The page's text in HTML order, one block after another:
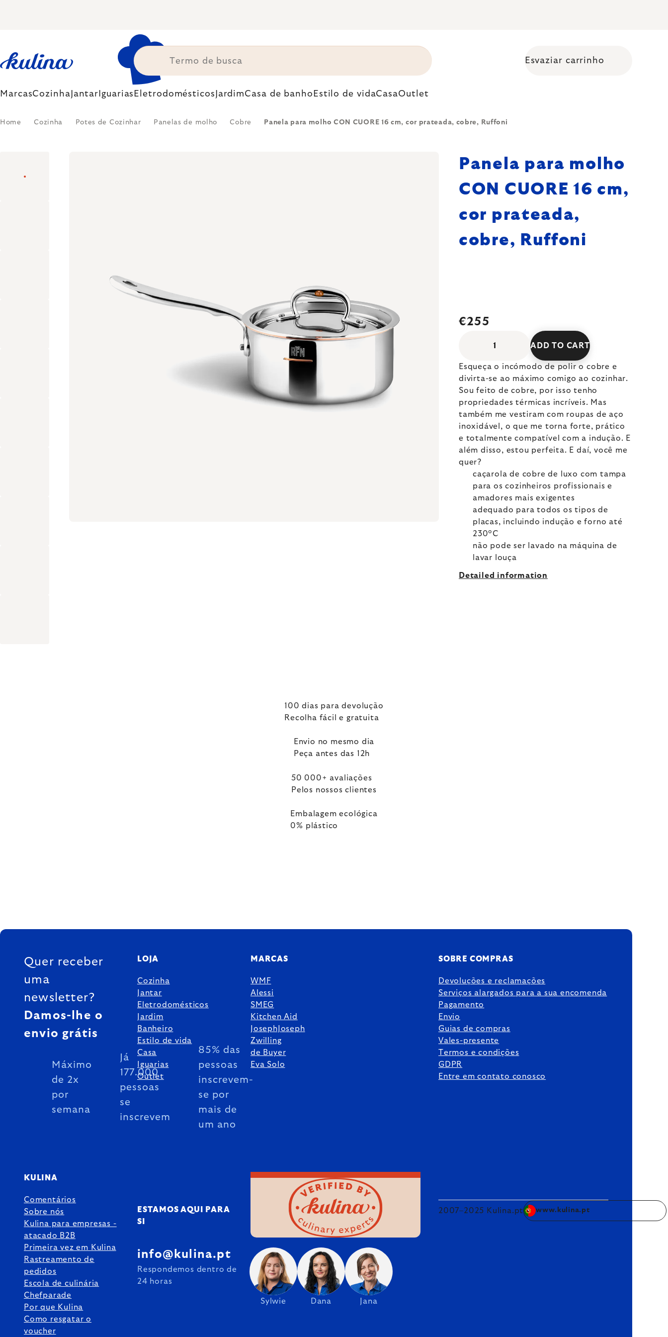
Esvaziar carrinho
MarcasCozinha Jantar Iguarias Eletrodomésticos JardimCasa de banho Estilo de vidaCasaOutlet
Home Cozinha Potes de Cozinhar Panelas de molho Cobre Panela para molho CON CUORE 16 cm, cor prateada, cobre, Ruffoni
Panela para molho
CON CUORE 16 cm,
cor prateada,
cobre, Ruffoni
€255
ADD TO CART
Esqueça o incómodo de polir o cobre e
divirta-se ao máximo comigo ao cozinhar.
Sou feito de cobre, por isso tenho
propriedades térmicas incríveis. Mas
também me vestiram com roupas de aço
inoxidável, o que me torna forte, prático
e totalmente compatível com a indução. E
além disso, estou perfeita. E daí, você me
quer?
caçarola de cobre de luxo com tampa
para os cozinheiros profissionais e
amadores mais exigentes
adequado para todos os tipos de
placas, incluindo indução e forno até
230°C
não pode ser lavado na máquina de
lavar louça
Detailed information
100 dias para devolução
Recolha fácil e gratuita
Envio no mesmo dia
Peça antes das 12h
50 000+ avaliações
Pelos nossos clientes
Embalagem ecológica
0% plástico
FOOTER
Quer receber
uma
newsletter?
Damos-lhe o
envio grátis
Máximo
de 2x
por
semana
Já
177.000
pessoas
se
inscrevem
85% das
pessoas
inscrevem-
se por
mais de
um ano
LOJA
Cozinha
Jantar
Eletrodomésticos
Jardim
Banheiro
Estilo de vida
Casa
Iguarias
Outlet
MARCAS
WMF
Alessi
SMEG
Kitchen Aid
JosephJoseph
Zwilling
de Buyer
Eva Solo
SOBRE COMPRAS
Devoluções e reclamações
Serviços alargados para a sua encomenda
Pagamento
Envio
Guias de compras
Vales-presente
Termos e condições
GDPR
Entre em contato conosco
KULINA
Comentários
Sobre nós
Kulina para empresas -
atacado B2B
Primeira vez em Kulina
Rastreamento de
pedidos
Escola de culinária
Chefparade
Por que Kulina
Como resgatar o
voucher
ESTAMOS AQUI PARA
SI
Sylwie Dana Jana
info@kulina.pt
Respondemos dentro de
24 horas
2007–2025 Kulina.pt www.kulina.pt